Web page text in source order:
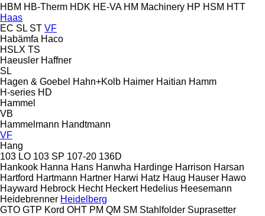
HBM HB‑Therm HDK HE-VA HM Machinery HP HSM HTT
Haas
EC SL ST VF
Habämfa Haco
HSLX TS
Haeusler Haffner
SL
Hagen & Goebel Hahn+Kolb Haimer Haitian Hamm
H-series HD
Hammel
VB
Hammelmann Handtmann
VF
Hang
103 LO 103 SP 107-20 136D
Hankook Hanna Hans Hanwha Hardinge Harrison Harsan
Hartford Hartmann Hartner Harwi Hatz Haug Hauser Hawo
Hayward Hebrock Hecht Heckert Hedelius Heesemann
Heidebrenner Heidelberg
GTO GTP Kord OHT PM QM SM Stahlfolder Suprasetter